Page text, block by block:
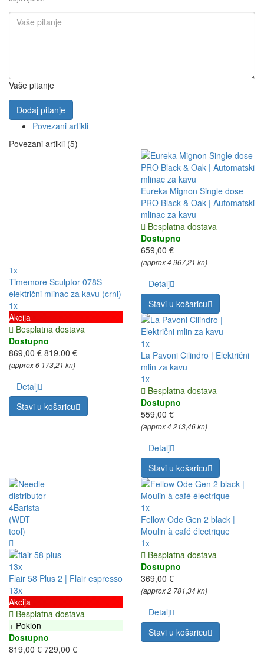
Vaše pitanje
Dodaj pitanje
Povezani artikli
Povezani artikli (5)
1x
Timemore Sculptor 078S -
električni mlinac za kavu (crni)
1x
Akcija
Besplatna dostava
Dostupno
869,00 € 819,00 €
(approx 6 173,21 kn)
Detalj
Stavi u košaricu
Eureka Mignon Single dose
PRO Black & Oak | Automatski
mlinac za kavu
Besplatna dostava
Dostupno
659,00 €
(approx 4 967,21 kn)
Detalj
Stavi u košaricu
1x
La Pavoni Cilindro | Električni
mlin za kavu
1x
Besplatna dostava
Dostupno
559,00 €
(approx 4 213,46 kn)
Detalj
Stavi u košaricu
13x
Flair 58 Plus 2 | Flair espresso
13x
Akcija
Besplatna dostava
+ Poklon
Dostupno
819,00 € 729,00 €
1x
Fellow Ode Gen 2 black |
Moulin à café électrique
1x
Besplatna dostava
Dostupno
369,00 €
(approx 2 781,34 kn)
Detalj
Stavi u košaricu